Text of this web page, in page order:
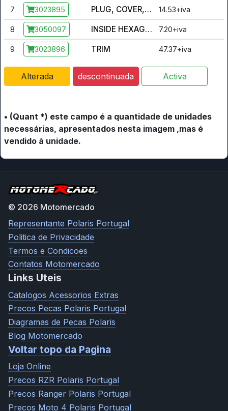
7 3023895 PLUG, COVER, RUBBER, LH 14.53+iva
8 3050097 INSIDE HEXAGONAL BOLT M6Ã—20 7.20+iva
9 3023896 TRIM 47.37+iva
Alterada descontinuada Activa
• (Quant *) este campo é a quantidade de unidades
necessárias, apresentados nesta imagem ,mas é
vendido à unidade.
© 2026 Motomercado
Representante Polaris Portugal
Politica de Privacidade
Termos e Condicoes
Contatos Motomercado
Links Uteis
Catalogos Acessorios Extras
Precos Pecas Polaris Portugal
Diagramas de Pecas Polaris
Blog Motomercado
Voltar topo da Pagina
Loja Online
Precos RZR Polaris Portugal
Precos Ranger Polaris Portugal
Precos Moto 4 Polaris Portugal